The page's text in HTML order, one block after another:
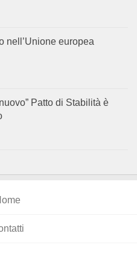
nell’Unione europea
Patto di Stabilità è